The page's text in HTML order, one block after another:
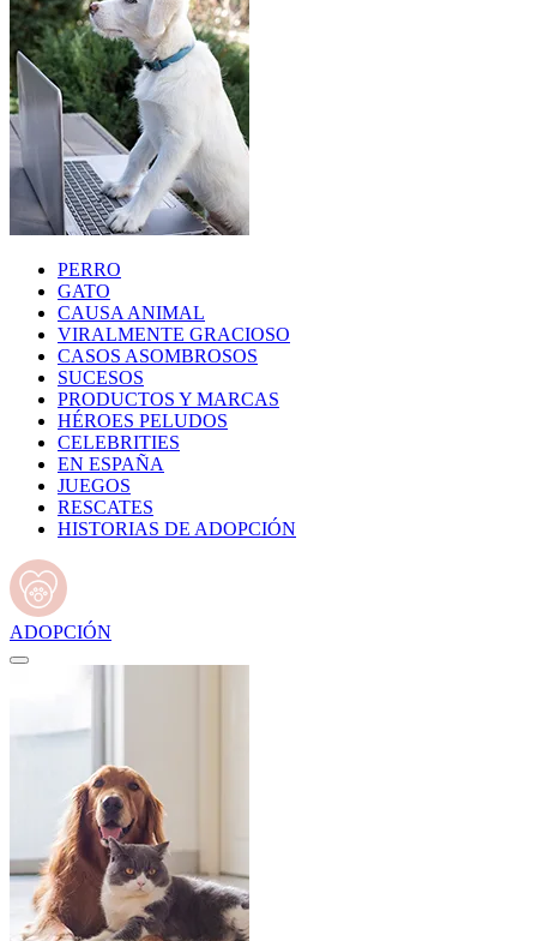
PERRO
GATO
CAUSA ANIMAL
VIRALMENTE GRACIOSO
CASOS ASOMBROSOS
SUCESOS
PRODUCTOS Y MARCAS
HÉROES PELUDOS
CELEBRITIES
EN ESPAÑA
JUEGOS
RESCATES
HISTORIAS DE ADOPCIÓN
ADOPCIÓN